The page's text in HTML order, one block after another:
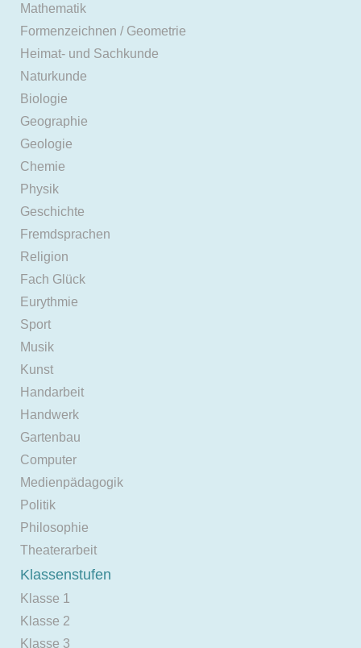
Mathematik
Formenzeichnen / Geometrie
Heimat- und Sachkunde
Naturkunde
Biologie
Geographie
Geologie
Chemie
Physik
Geschichte
Fremdsprachen
Religion
Fach Glück
Eurythmie
Sport
Musik
Kunst
Handarbeit
Handwerk
Gartenbau
Computer
Medienpädagogik
Politik
Philosophie
Theaterarbeit
Klassenstufen
Klasse 1
Klasse 2
Klasse 3